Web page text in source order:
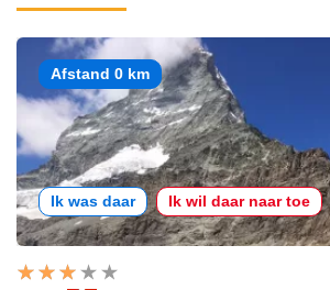
Afstand 0 km
Ik was daar Ik wil daar naar toe